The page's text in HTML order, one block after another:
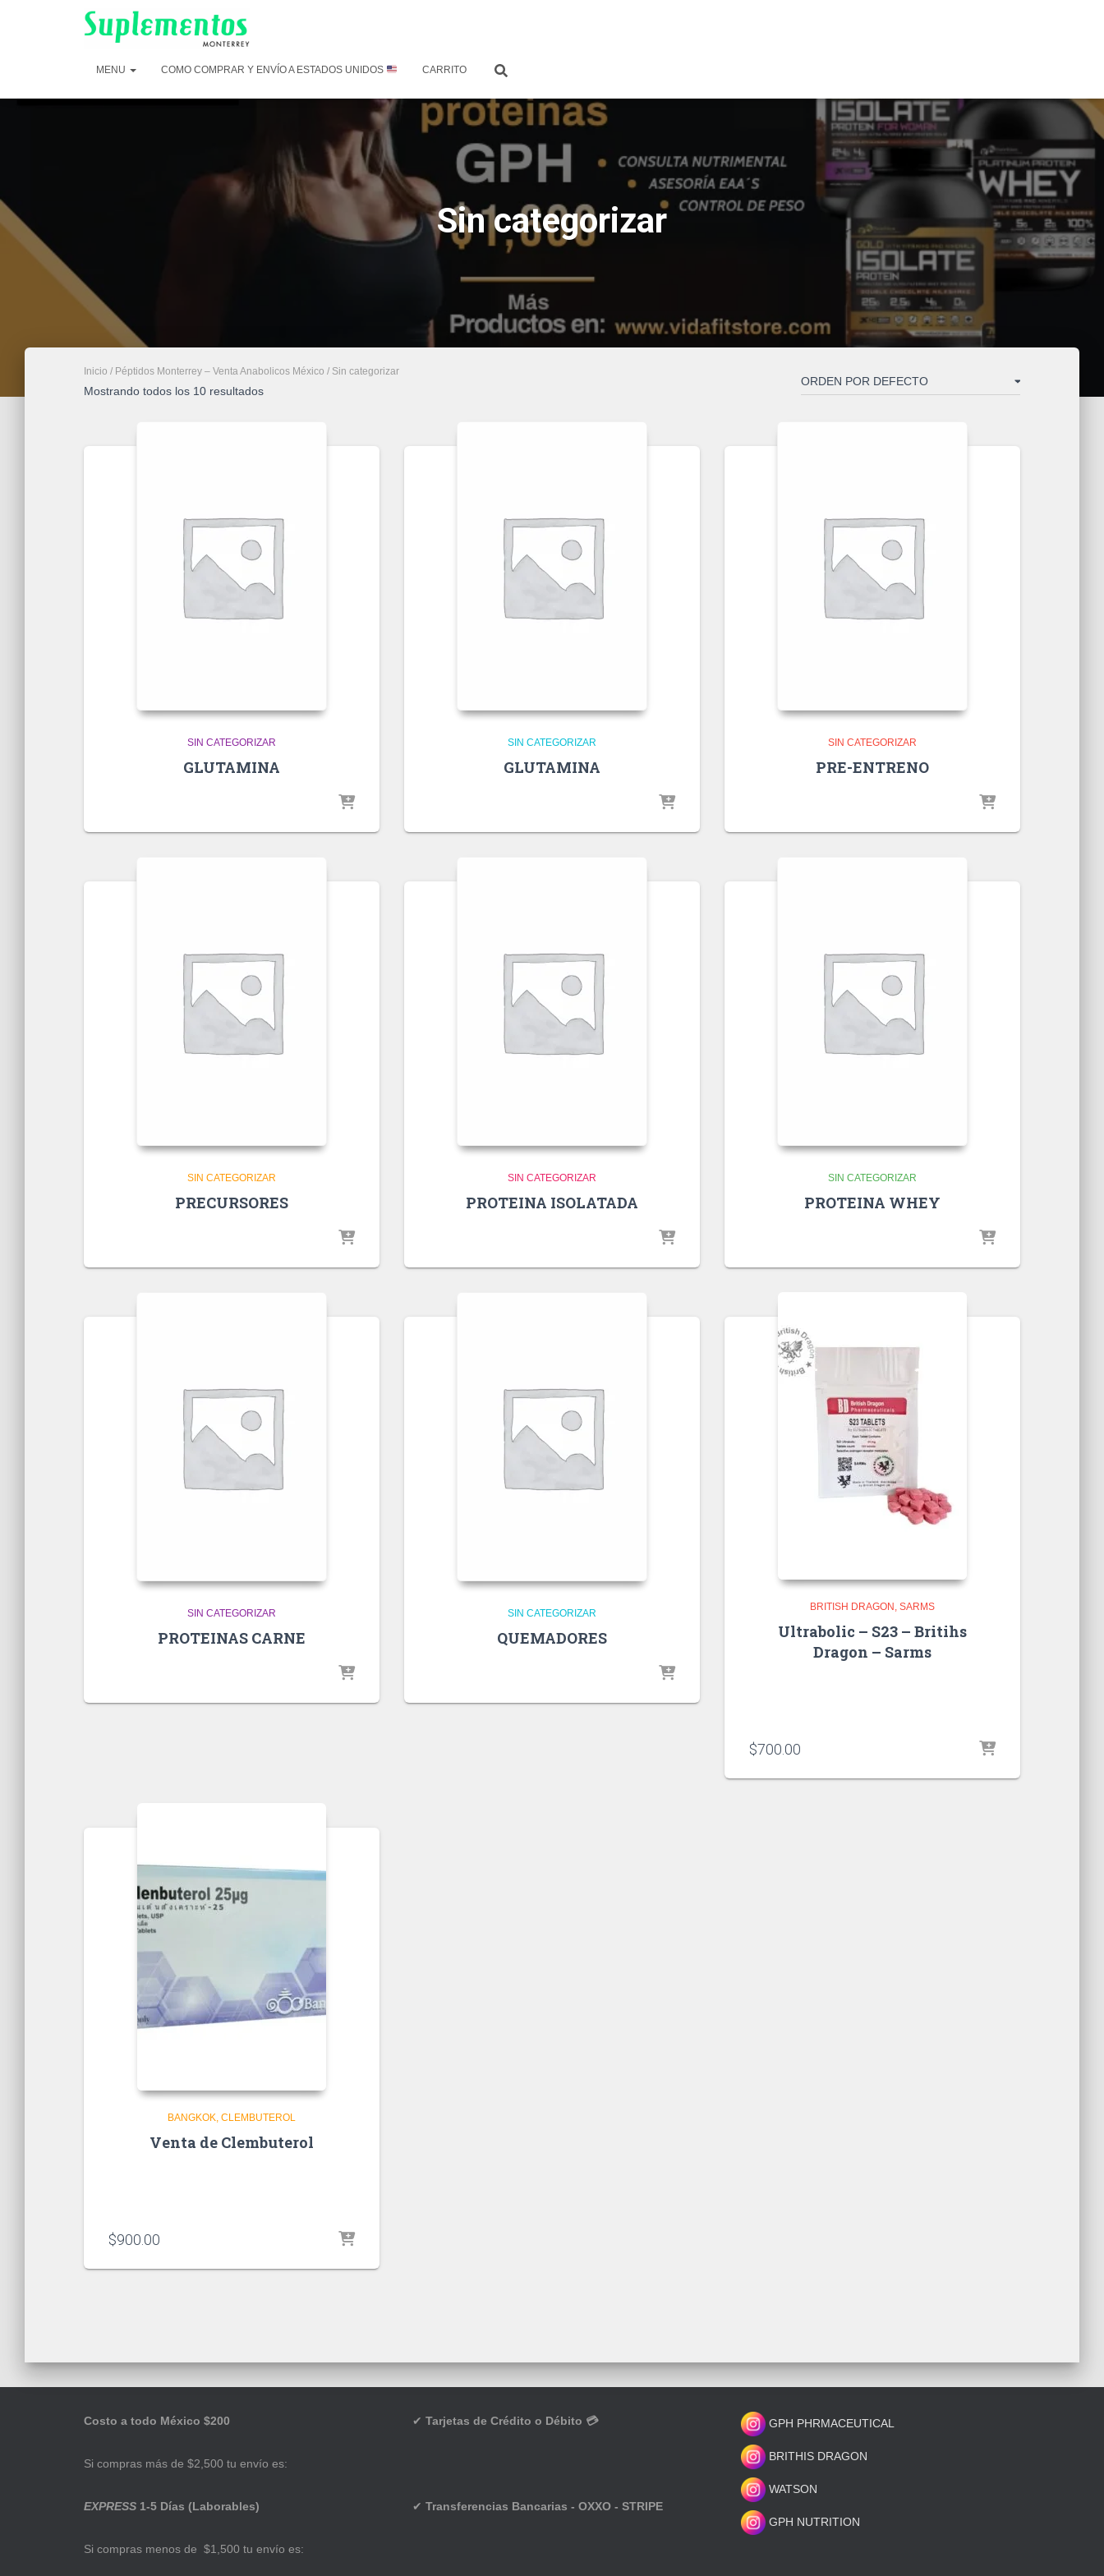
MENU COMO COMPRAR Y ENVÍO A ESTADOS UNIDOS CARRITO
Sin categorizar
Inicio / Péptidos Monterrey – Venta Anabolicos México / Sin categorizar
Mostrando todos los 10 resultados
SIN CATEGORIZAR
GLUTAMINA
SIN CATEGORIZAR
GLUTAMINA
SIN CATEGORIZAR
PRE-ENTRENO
SIN CATEGORIZAR
PRECURSORES
SIN CATEGORIZAR
PROTEINA ISOLATADA
SIN CATEGORIZAR
PROTEINA WHEY
SIN CATEGORIZAR
PROTEINAS CARNE
SIN CATEGORIZAR
QUEMADORES
BRITISH DRAGON SARMS
Ultrabolic – S23 – Britihs
Dragon – Sarms
$700.00
BANGKOK CLEMBUTEROL
Venta de Clembuterol
$900.00
Costo a todo México $200
Si compras más de $2,500 tu envío es:
EXPRESS 1-5 Días (Laborables)
Si compras menos de $1,500 tu envío es:
✔ Tarjetas de Crédito o Débito 💳
✔ Transferencias Bancarias - OXXO - STRIPE
GPH PHRMACEUTICAL
BRITHIS DRAGON
WATSON
GPH NUTRITION